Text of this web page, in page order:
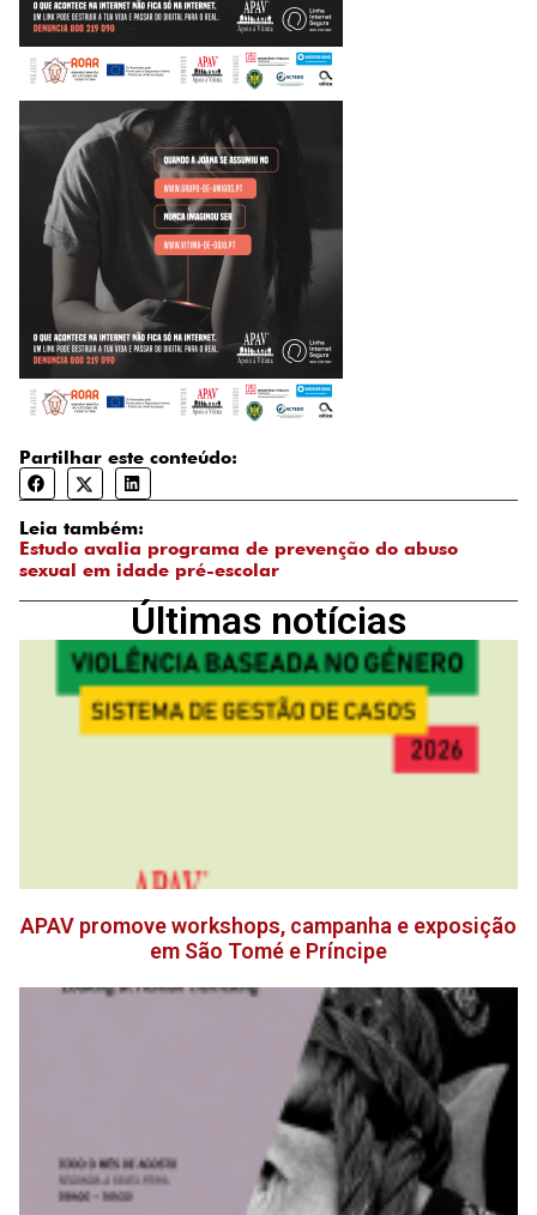
Partilhar este conteúdo:
Leia também:
Estudo avalia programa de prevenção do abuso
sexual em idade pré-escolar
Últimas notícias
APAV promove workshops, campanha e exposição
em São Tomé e Príncipe